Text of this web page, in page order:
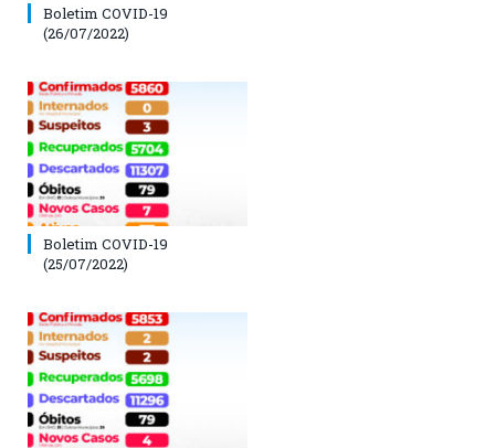
Boletim COVID-19
(26/07/2022)
Boletim COVID-19
(25/07/2022)